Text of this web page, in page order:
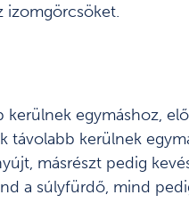
izomgörcsöket.
egymáshoz,
távolabb kerülnek
másrészt pedig
a súlyfürdő, mind